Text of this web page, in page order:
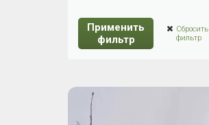
Применить
фильтр
Сбросить
фильтр